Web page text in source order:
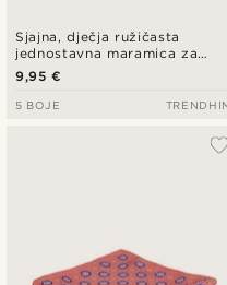
Sjajna, dječja ružičasta
jednostavna maramica za
džep
9,95 €
5 BOJE